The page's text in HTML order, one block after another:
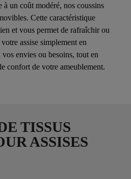
à un coût modéré, nos coussins
Cette caractéristique
et vous permet de rafraîchir ou
assise simplement en
envies ou besoins, tout en
confort de votre ameublement.
TISSUS
ASSISES